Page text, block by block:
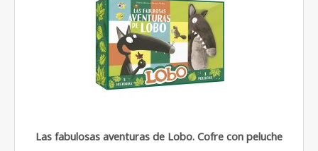
Las fabulosas aventuras de Lobo. Cofre con peluche